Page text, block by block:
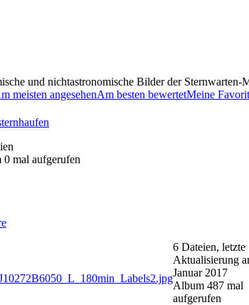
und nichtastronomische Bilder der Sternwarten-
meisten angesehenAm besten bewertetMeine
0 mal aufgerufen
6 Dateien, letzte
Aktualisierung
Januar 2017
Album 487 mal
aufgerufen